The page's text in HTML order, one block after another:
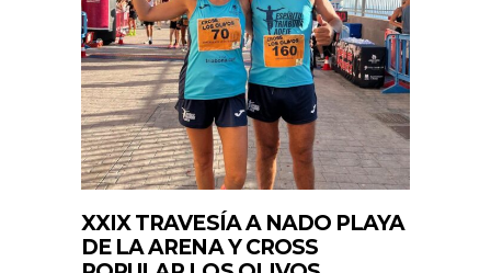
XXIX TRAVESÍA A NADO PLAYA
DE LA ARENA Y CROSS